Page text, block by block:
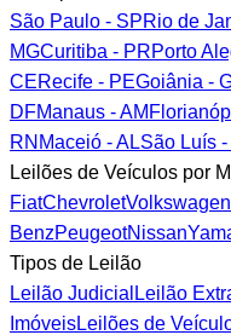
São Paulo - SPRio de
MGCuritiba - PRPorto
CERecife - PEGoiânia -
DFManaus - AM
RN Maceió - ALSão Luís
Leilões de Veículos por
FiatChevroletVolkswagen
BenzPeugeotNissan
Tipos de Leilão
Leilão Judicial Leilão
ImóveisLeilões de